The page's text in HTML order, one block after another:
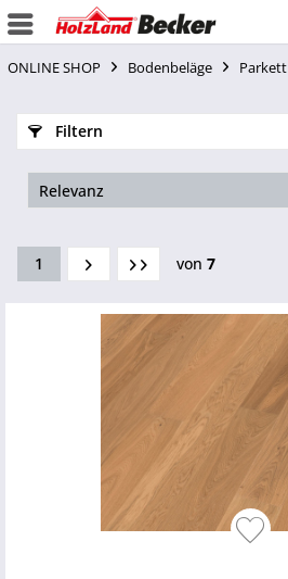
ONLINE SHOP Bodenbeläge Parkett
Filtern
1 von 7